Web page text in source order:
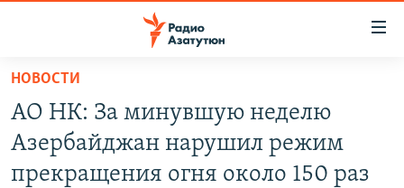
Перейти
основному
содержанию
Перейти
НОВОСТИ
ПОЛИТИКА
НОВОСТИ
АО НК: За минувшую неделю
Азербайджан нарушил режим
прекращения огня около 150 раз